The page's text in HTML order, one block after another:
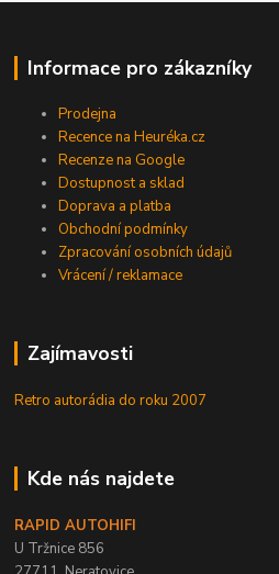
Informace pro zákazníky
Prodejna
Recence na Heuréka.cz
Recenze na Google
Dostupnost a sklad
Doprava a platba
Obchodní podmínky
Zpracování osobních údajů
Vrácení / reklamace
Zajímavosti
Retro autorádia do roku 2007
Kde nás najdete
RAPID AUTOHIFI
U Tržnice 856